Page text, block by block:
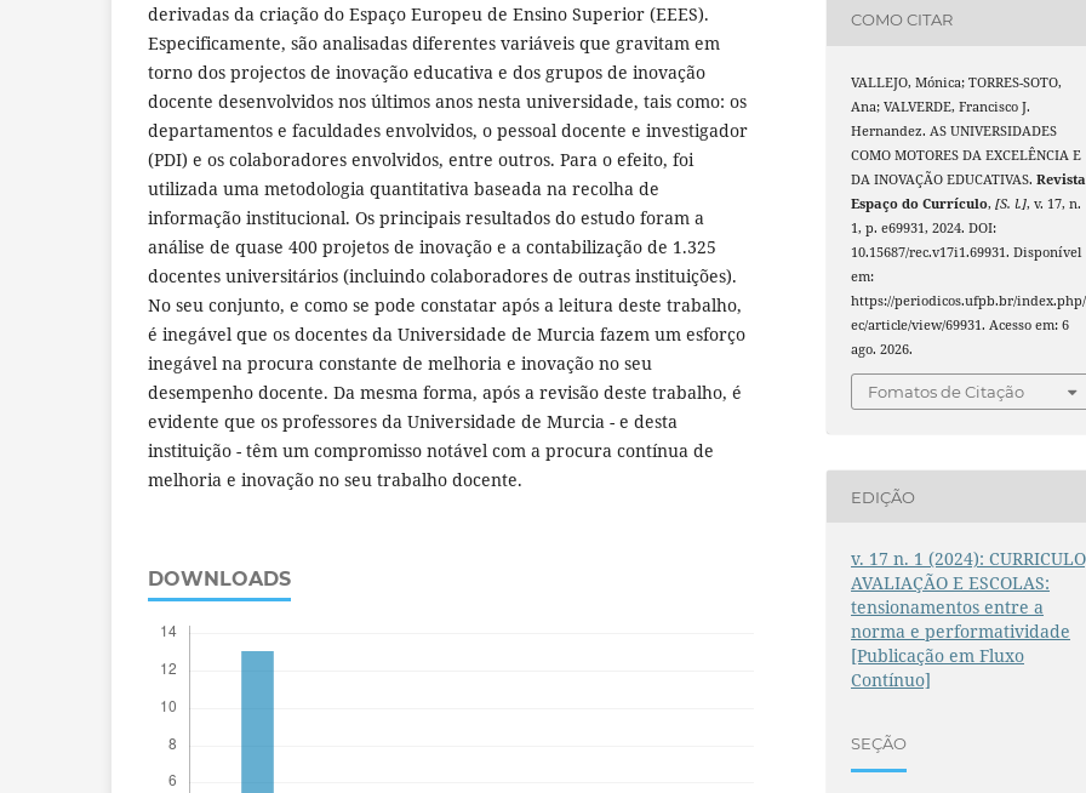
derivadas da criação do Espaço Europeu de Ensino Superior (EEES).
Especificamente, são analisadas diferentes variáveis que gravitam em
torno dos projectos de inovação educativa e dos grupos de inovação
docente desenvolvidos nos últimos anos nesta universidade, tais como: os
departamentos e faculdades envolvidos, o pessoal docente e investigador
(PDI) e os colaboradores envolvidos, entre outros. Para o efeito, foi
utilizada uma metodologia quantitativa baseada na recolha de
informação institucional. Os principais resultados do estudo foram a
análise de quase 400 projetos de inovação e a contabilização de 1.325
docentes universitários (incluindo colaboradores de outras instituições).
No seu conjunto, e como se pode constatar após a leitura deste trabalho,
é inegável que os docentes da Universidade de Murcia fazem um esforço
inegável na procura constante de melhoria e inovação no seu
desempenho docente. Da mesma forma, após a revisão deste trabalho, é
evidente que os professores da Universidade de Murcia - e desta
instituição - têm um compromisso notável com a procura contínua de
melhoria e inovação no seu trabalho docente.
DOWNLOADS
COMO CITAR
VALLEJO, Mónica; TORRES-SOTO,
Ana; VALVERDE, Francisco J.
Hernandez. AS UNIVERSIDADES
COMO MOTORES DA EXCELÊNCIA E
DA INOVAÇÃO EDUCATIVAS.Revista
Espaço do Currículo,[S. l.], v. 17, n.
1, p. e69931, 2024. DOI:
10.15687/rec.v17i1.69931. Disponível
em:
https://periodicos.ufpb.br/
ec/article/view/69931. Acesso em: 6
ago. 2026.
Fomatos de Citação
EDIÇÃO
v. 17 n. 1 (2024):
AVALIAÇÃO E ESCOLAS:
tensionamentos entre a
norma e performatividade
[Publicação em Fluxo
Contínuo]
SEÇÃO